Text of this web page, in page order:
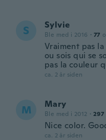
S Sylvie
Ble med i 2016 · 77
Vraiment pas
ou sois qui se
pas la couleur
ca. 2 år siden
M Mary
Ble med i 2012 · 297
Nice color.
ca. 2 år siden